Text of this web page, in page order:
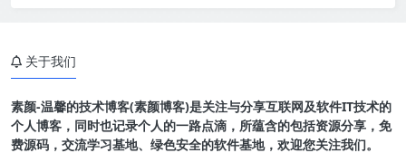
关于我们
素颜-温馨的技术博客(素颜博客)是关注与分享互联网及软件IT技术的
个人博客，同时也记录个人的一路点滴，所蕴含的包括资源分享，免
费源码，交流学习基地、绿色安全的软件基地，欢迎您关注我们。